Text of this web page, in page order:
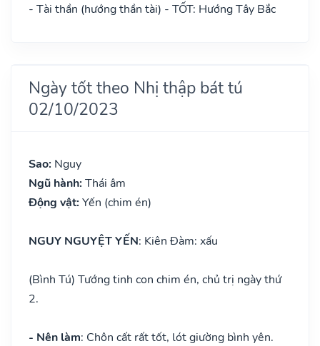
- Tài thần (hướng thần tài) - TỐT: Hướng Tây Bắc
Ngày tốt theo Nhị thập bát tú
02/10/2023
Sao: Nguy
Ngũ hành: Thái âm
Động vật: Yến (chim én)
NGUY NGUYỆT YẾN: Kiên Đàm: xấu
(Bình Tú) Tướng tinh con chim én, chủ trị ngày thứ
2.
- Nên làm: Chôn cất rất tốt, lót giường bình yên.